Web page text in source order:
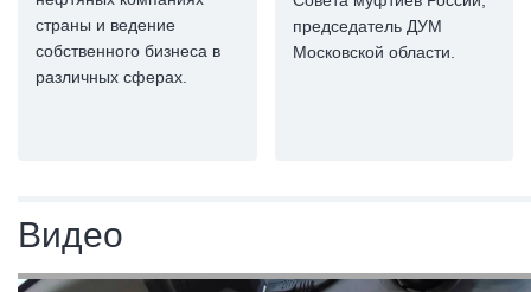
страны и ведение
собственного бизнеса в
различных сферах.
председатель ДУМ
Московской области.
Видео